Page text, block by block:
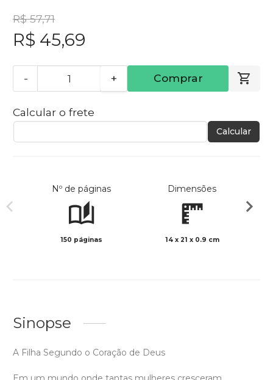
R$ 57,71
R$ 45,69
- + Comprar
Calcular o frete
Calcular
Nº de páginas
150 páginas
Dimensões
14 x 21 x 0.9 cm
Sinopse
A Filha Segundo o Coração de Deus